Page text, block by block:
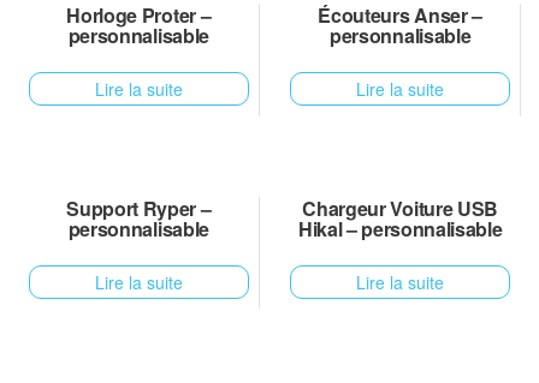
Horloge Proter –
personnalisable
Lire la suite
Écouteurs Anser –
personnalisable
Lire la suite
Support Ryper –
personnalisable
Lire la suite
Chargeur Voiture USB
Hikal – personnalisable
Lire la suite